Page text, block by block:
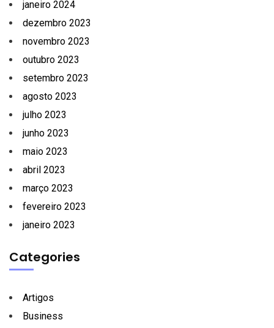
janeiro 2024
dezembro 2023
novembro 2023
outubro 2023
setembro 2023
agosto 2023
julho 2023
junho 2023
maio 2023
abril 2023
março 2023
fevereiro 2023
janeiro 2023
Categories
Artigos
Business